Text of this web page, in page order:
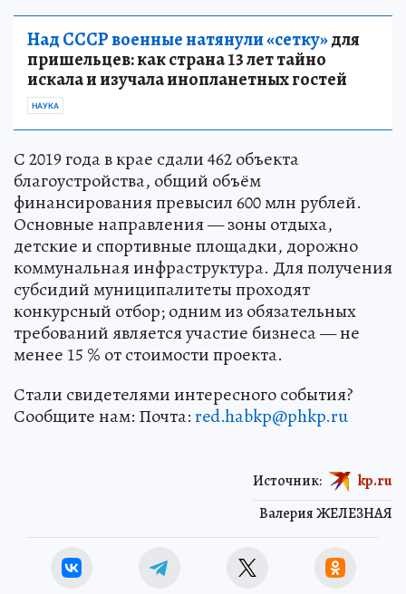
Над СССР военные натянули «сетку»для
пришельцев: как страна 13 лет тайно
искала и изучала инопланетных гостей
НАУКА
С 2019 года в крае сдали 462 объекта
благоустройства, общий объём
финансирования превысил 600 млн рублей.
Основные направления — зоны отдыха,
детские и спортивные площадки, дорожно
коммунальная инфраструктура. Для получения
субсидий муниципалитеты проходят
конкурсный отбор; одним из обязательных
требований является участие бизнеса — не
менее 15 % от стоимости проекта.
Стали свидетелями интересного события?
Сообщите нам: Почта:red.habkp@phkp.ru
Валерия ЖЕЛЕЗНАЯ
Источник: kp.ru